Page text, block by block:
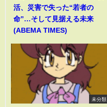
活、災害で失った“若者の
命”…そして見据える未来
(ABEMA TIMES)
未分類